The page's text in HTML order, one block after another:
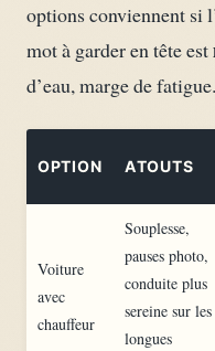
options conviennent si
mot à garder en tête est
d’eau, marge de fatigue.
OPTION ATOUTS
Voiture
avec
chauffeur
Souplesse,
pauses photo,
conduite plus
sereine sur les
longues